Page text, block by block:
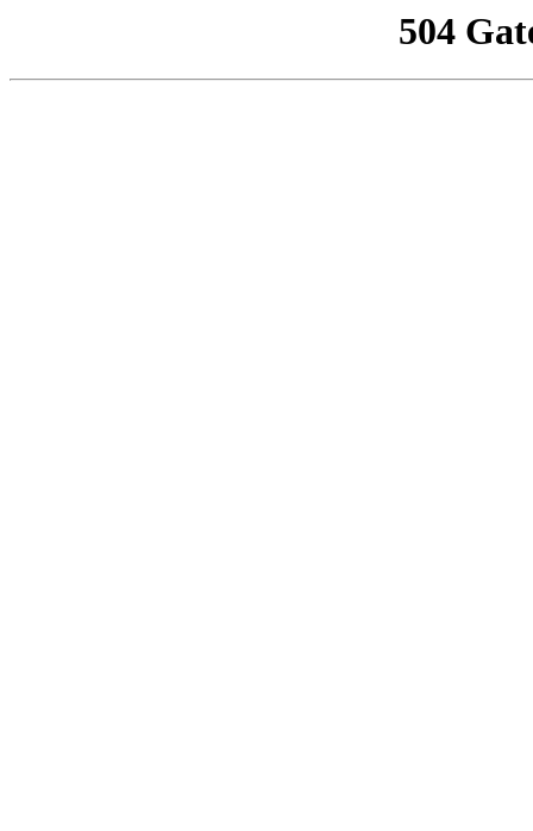
504